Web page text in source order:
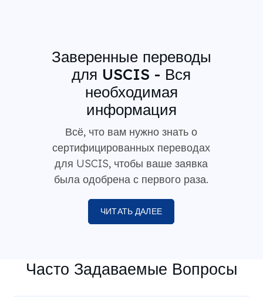
Заверенные переводы
для USCIS - Вся
необходимая
информация
Всё, что вам нужно знать о
сертифицированных переводах
для USCIS, чтобы ваше заявка
была одобрена с первого раза.
ЧИТАТЬ ДАЛЕЕ
Часто Задаваемые Вопросы